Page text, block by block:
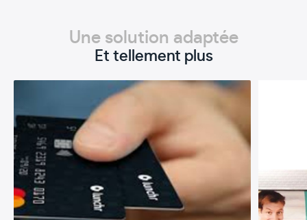
Une solution adaptée
Et tellement plus